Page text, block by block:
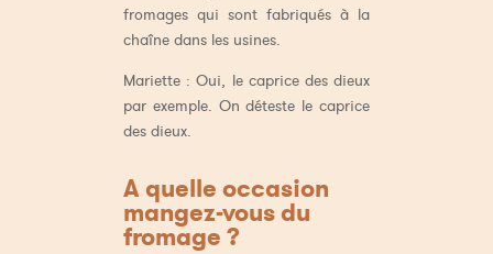
fromages qui sont fabriqués à la
chaîne dans les usines.
Mariette : Oui, le caprice des dieux
par exemple. On déteste le caprice
des dieux.
A quelle occasion
mangez-vous du
fromage ?